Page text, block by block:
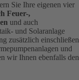
Sie Ihre eigenen vier
Feuer-,
und auch
und Solaranlage
zusätzlich
und
wir Ihnen ebenfalls den